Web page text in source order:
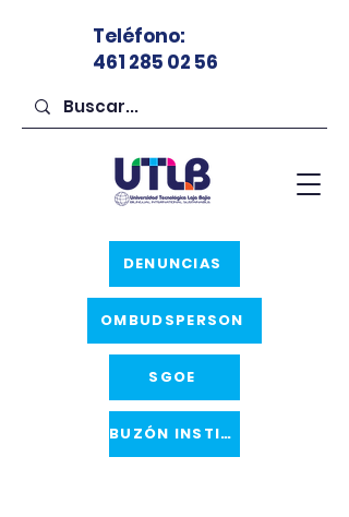
Teléfono:
461 285 02 56
OMBUDSPERSON
SGOE
BUZÓN INSTITUCIONAL
DENUNCIAS